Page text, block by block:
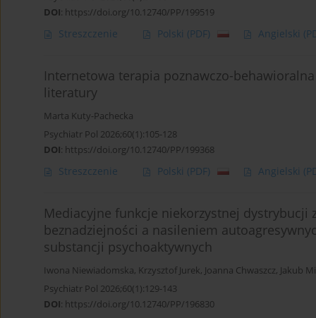
DOI: https://doi.org/10.12740/PP/199519
Streszczenie Polski (PDF) Angielski
Internetowa terapia poznawczo-
literatury
Marta Kuty-Pachecka
Psychiatr Pol 2026;60(1):105-128
DOI: https://doi.org/10.12740/PP/199368
Streszczenie Polski (PDF) Angielski
Mediacyjne funkcje niekorzystnej dystrybucji
beznadziejności a nasileniem
substancji psychoaktywnych
Iwona Niewiadomska, Krzysztof Jurek, Joanna Chwaszcz, Jakub
Psychiatr Pol 2026;60(1):129-143
DOI: https://doi.org/10.12740/PP/196830